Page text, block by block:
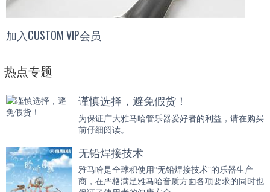
加入CUSTOM VIP会员
热点专题
谨慎选择，避免假货！
为保证广大雅马哈管乐器爱好者的利益，请在购买
前仔细阅读。
无铅焊接技术
雅马哈是全球积使用“无铅焊接技术”的乐器生产
商，在严格满足雅马哈音质方面各项要求的同时也